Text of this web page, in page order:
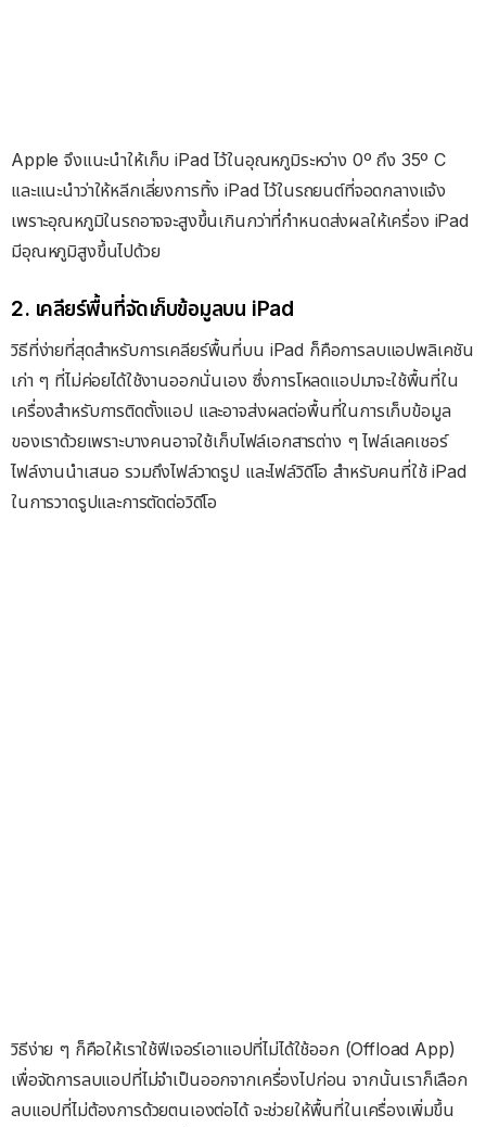
Apple จึงแนะนำให้เก็บ iPad ไว้ในอุณหภูมิระหว่าง 0º ถึง 35º C
และแนะนำว่าให้หลีกเลี่ยงการทิ้ง iPad ไว้ในรถยนต์ที่จอดกลางแจ้ง
เพราะอุณหภูมิในรถอาจจะสูงขึ้นเกินกว่าที่กำหนดส่งผลให้เครื่อง iPad
มีอุณหภูมิสูงขึ้นไปด้วย
2. เคลียร์พื้นที่จัดเก็บข้อมูลบน iPad
วิธีที่ง่ายที่สุดสำหรับการเคลียร์พื้นที่บน iPad ก็คือการลบแอปพลิเคชัน
เก่า ๆ ที่ไม่ค่อยได้ใช้งานออกนั่นเอง ซึ่งการโหลดแอปมาจะใช้พื้นที่ใน
เครื่องสำหรับการติดตั้งแอป และอาจส่งผลต่อพื้นที่ในการเก็บข้อมูล
ของเราด้วยเพราะบางคนอาจใช้เก็บไฟล์เอกสารต่าง ๆ ไฟล์เลคเชอร์
ไฟล์งานนำเสนอ รวมถึงไฟล์วาดรูป และไฟล์วิดีโอ สำหรับคนที่ใช้ iPad
ในการวาดรูปและการตัดต่อวิดีโอ
วิธีง่าย ๆ ก็คือให้เราใช้ฟีเจอร์เอาแอปที่ไม่ได้ใช้ออก (Offload App)
เพื่อจัดการลบแอปที่ไม่จำเป็นออกจากเครื่องไปก่อน จากนั้นเราก็เลือก
ลบแอปที่ไม่ต้องการด้วยตนเองต่อได้ จะช่วยให้พื้นที่ในเครื่องเพิ่มขึ้น